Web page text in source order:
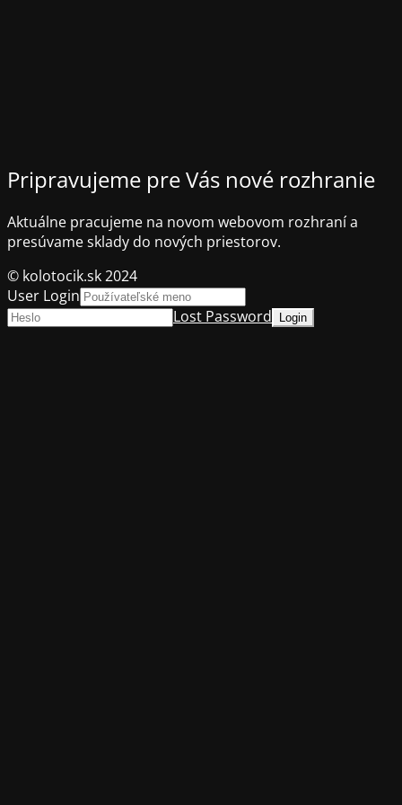
Pripravujeme pre Vás nové rozhranie
Aktuálne pracujeme na novom webovom rozhraní a
presúvame sklady do nových priestorov.
© kolotocik.sk 2024
User Login
Lost Password